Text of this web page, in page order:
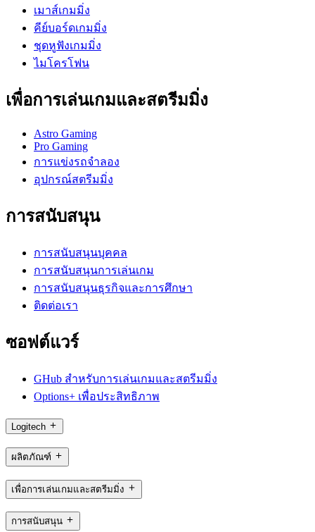
เมาส์เกมมิ่ง
คีย์บอร์ดเกมมิ่ง
ชุดหูฟังเกมมิ่ง
ไมโครโฟน
เพื่อการเล่นเกมและสตรีมมิ่ง
Astro Gaming
Pro Gaming
การแข่งรถจำลอง
อุปกรณ์สตรีมมิ่ง
การสนับสนุน
การสนับสนุนบุคคล
การสนับสนุนการเล่นเกม
การสนับสนุนธุรกิจและการศึกษา
ติดต่อเรา
ซอฟต์แวร์
GHub สำหรับการเล่นเกมและสตรีมมิ่ง
Options+ เพื่อประสิทธิภาพ
Logitech
ผลิตภัณฑ์
เพื่อการเล่นเกมและสตรีมมิ่ง
การสนับสนุน